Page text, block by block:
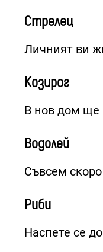
Стрелец
Личният ви
Козирог
В нов дом ще
Водолей
Съвсем
Риби
Наспете се